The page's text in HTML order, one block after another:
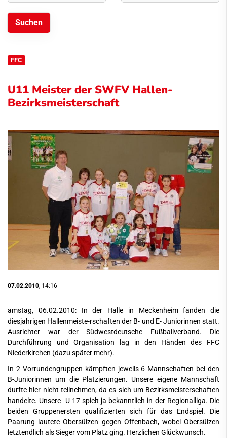
FFC
U11 Meister der SWFV Hallen-
Bezirksmeisterschaft
07.02.2010, 14:16
amstag, 06.02.2010: In der Halle in Meckenheim fanden die
diesjahrigen Hallenmeiste-rschaften der B- und E- Juniorinnen statt.
Ausrichter war der Südwestdeutsche Fußballverband. Die
Durchführung und Organisation lag in den Händen des FFC
Niederkirchen (dazu später mehr).
In 2 Vorrundengruppen kämpften jeweils 6 Mannschaften bei den
B-Juniorinnen um die Platzierungen. Unsere eigene Mannschaft
durfte hier nicht teilnehmen, da es sich um Bezirksmeisterschaften
handelte. Unsere U 17 spielt ja bekanntlich in der Regionalliga. Die
beiden Gruppenersten qualifizierten sich für das Endspiel. Die
Paarung lautete Obersülzen gegen Offenbach, wobei Obersülzen
letztendlich als Sieger vom Platz ging. Herzlichen Glückwunsch.